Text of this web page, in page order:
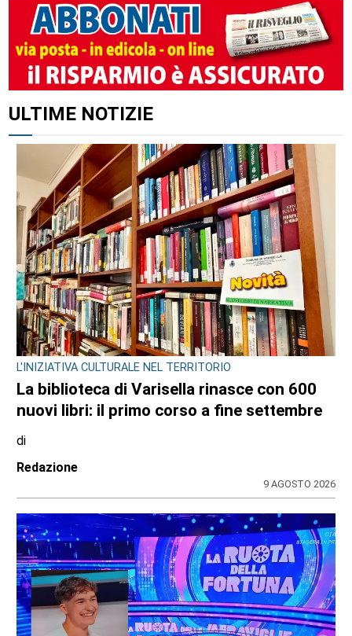
ULTIME NOTIZIE
L'INIZIATIVA CULTURALE NEL TERRITORIO
La biblioteca di Varisella rinasce con 600
nuovi libri: il primo corso a fine settembre
di
Redazione
9 AGOSTO 2026